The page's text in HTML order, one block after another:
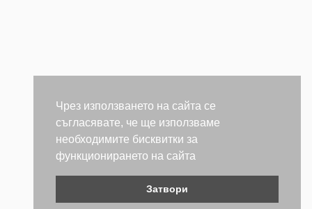
Чрез използването на сайта се
съгласявате, че ще използваме
необходимите бисквитки за
функционирането на сайта
Затвори